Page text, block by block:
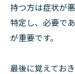
持つ方は症状が
特定し、必要で
が重要です。
最後に覚えてお